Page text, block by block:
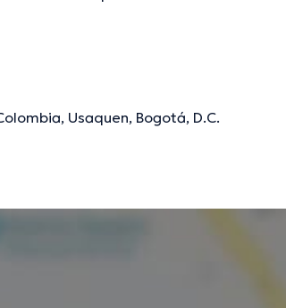
Usaquen, Bogotá, D.C.